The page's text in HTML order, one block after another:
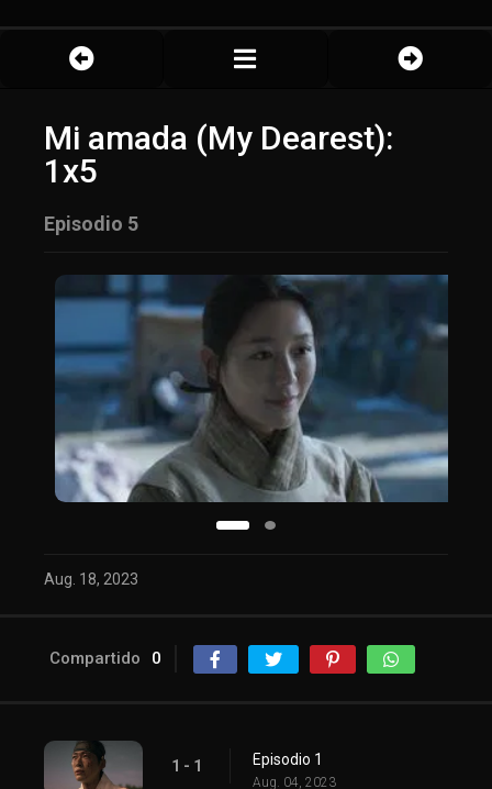
Mi amada (My Dearest):
1x5
Episodio 5
Aug. 18, 2023
Compartido 0
1 - 1 Episodio 1
Aug. 04, 2023